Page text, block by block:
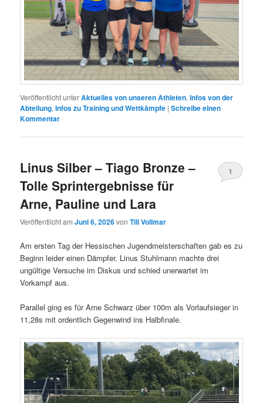
Veröffentlicht unterAktuelles von unseren Athleten,Infos von der
Abteilung,Infos zu Training und Wettkämpfe |Schreibe einen
Kommentar
Linus Silber – Tiago Bronze –
Tolle Sprintergebnisse für
Arne, Pauline und Lara
Veröffentlicht amJuni 6, 2026vonTill Vollmar
1
Am ersten Tag der Hessischen Jugendmeisterschaften gab es zu
Beginn leider einen Dämpfer. Linus Stuhlmann machte drei
ungültige Versuche im Diskus und schied unerwartet im
Vorkampf aus.
Parallel ging es für Arne Schwarz über 100m als Vorlaufsieger in
11,28s mit ordentlich Gegenwind ins Halbfinale.